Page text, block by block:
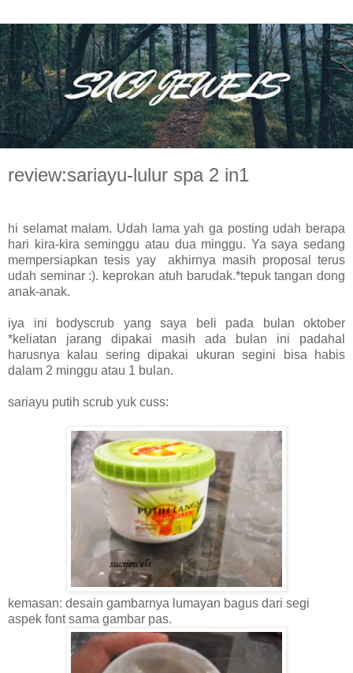
review:sariayu-lulur spa 2 in1
hi selamat malam. Udah lama yah ga posting udah berapa
hari kira-kira seminggu atau dua minggu. Ya saya sedang
mempersiapkan tesis yay akhirnya masih proposal terus
udah seminar :). keprokan atuh barudak.*tepuk tangan dong
anak-anak.
iya ini bodyscrub yang saya beli pada bulan oktober
*keliatan jarang dipakai masih ada bulan ini padahal
harusnya kalau sering dipakai ukuran segini bisa habis
dalam 2 minggu atau 1 bulan.
sariayu putih scrub yuk cuss:
kemasan: desain gambarnya lumayan bagus dari segi
aspek font sama gambar pas.